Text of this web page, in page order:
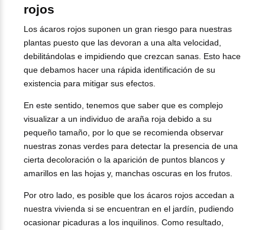
rojos
Los ácaros rojos suponen un gran riesgo para nuestras
plantas puesto que las devoran a una alta velocidad,
debilitándolas e impidiendo que crezcan sanas. Esto hace
que debamos hacer una rápida identificación de su
existencia para mitigar sus efectos.
En este sentido, tenemos que saber que es complejo
visualizar a un individuo de araña roja debido a su
pequeño tamaño, por lo que se recomienda observar
nuestras zonas verdes para detectar la presencia de una
cierta decoloración o la aparición de puntos blancos y
amarillos en las hojas y, manchas oscuras en los frutos.
Por otro lado, es posible que los ácaros rojos accedan a
nuestra vivienda si se encuentran en el jardín, pudiendo
ocasionar picaduras a los inquilinos. Como resultado,